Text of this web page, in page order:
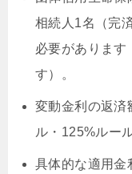
相続人1名（完
必要があります
す）。
変動金利の返済
ル・125%ルー
具体的な適用金